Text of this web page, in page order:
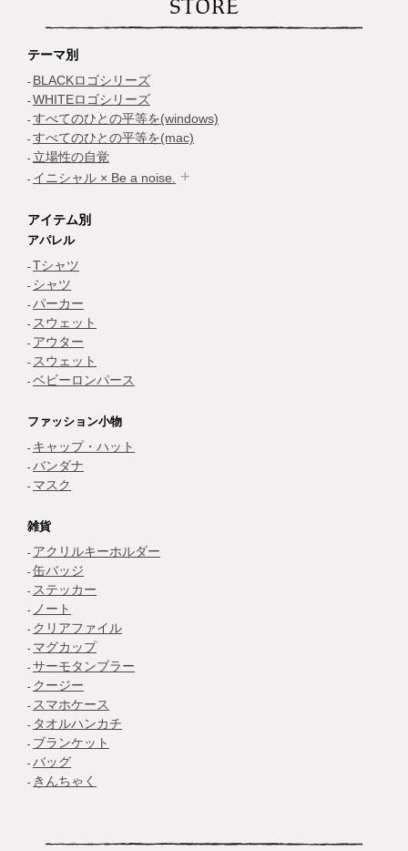
STORE
テーマ別
BLACKロゴシリーズ
WHITEロゴシリーズ
すべてのひとの平等を(windows)
すべてのひとの平等を(mac)
立場性の自覚
イニシャル × Be a noise.
アイテム別
アパレル
Tシャツ
シャツ
パーカー
スウェット
アウター
スウェット
ベビーロンパース
ファッション小物
キャップ・ハット
バンダナ
マスク
雑貨
アクリルキーホルダー
缶バッジ
ステッカー
ノート
クリアファイル
マグカップ
サーモタンブラー
クージー
スマホケース
タオルハンカチ
ブランケット
バッグ
きんちゃく